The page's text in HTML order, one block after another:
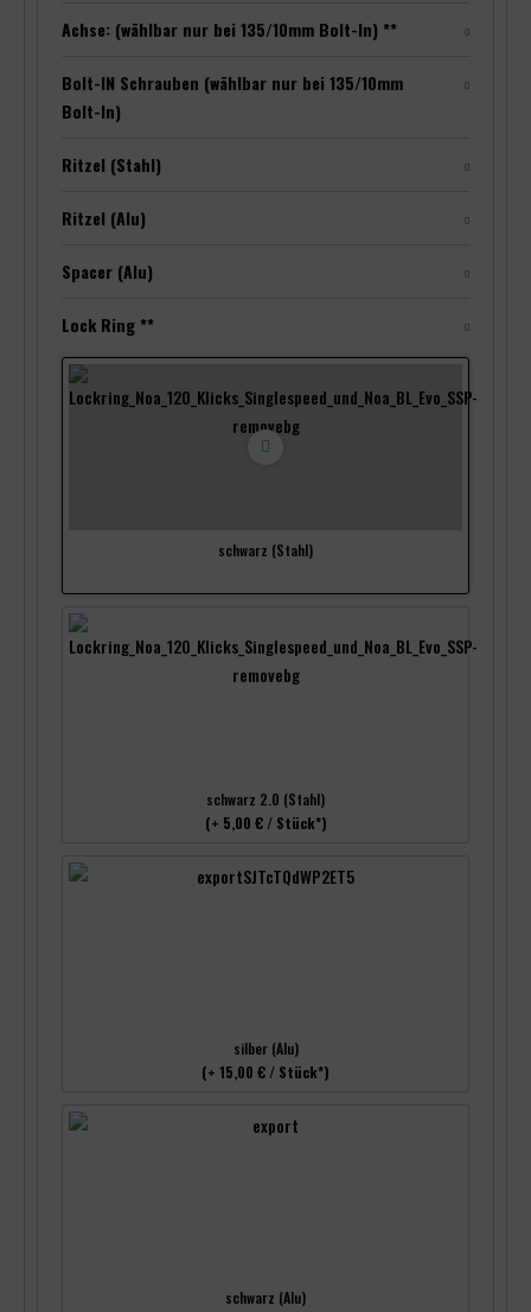
Achse: (wählbar nur bei 135/10mm Bolt-In) **
Bolt-IN Schrauben (wählbar nur bei 135/10mm
Bolt-In)
Ritzel (Stahl)
Ritzel (Alu)
Spacer (Alu)
Lock Ring **
schwarz (Stahl)
schwarz 2.0 (Stahl)
(+ 5,00 € / Stück*)
silber (Alu)
(+ 15,00 € / Stück*)
schwarz (Alu)